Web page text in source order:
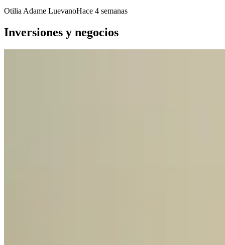
Otilia Adame LuevanoHace 4 semanas
Inversiones y negocios